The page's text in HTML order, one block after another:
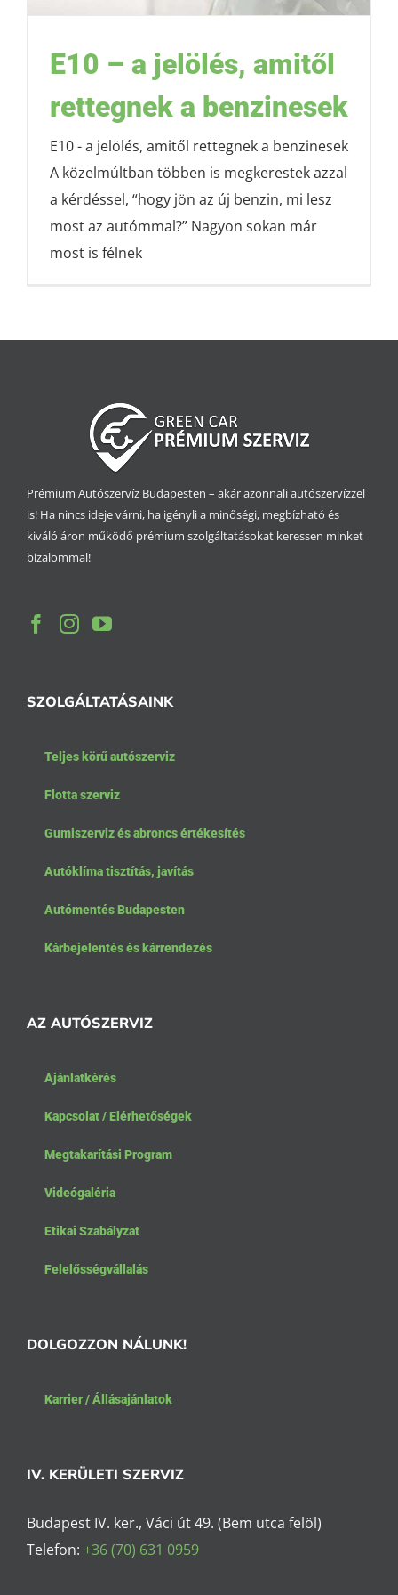
E10 – a jelölés, amitől
rettegnek a benzinesek
E10 - a jelölés, amitől rettegnek a benzinesek
A közelmúltban többen is megkerestek azzal
a kérdéssel, “hogy jön az új benzin, mi lesz
most az autómmal?” Nagyon sokan már
most is félnek
Prémium Autószervíz Budapesten – akár azonnali autószervízzel
is! Ha nincs ideje várni, ha igényli a minőségi, megbízható és
kiváló áron működő prémium szolgáltatásokat keressen minket
bizalommal!
SZOLGÁLTATÁSAINK
Teljes körű autószerviz
Flotta szerviz
Gumiszerviz és abroncs értékesítés
Autóklíma tisztítás, javítás
Autómentés Budapesten
Kárbejelentés és kárrendezés
AZ AUTÓSZERVIZ
Ajánlatkérés
Kapcsolat / Elérhetőségek
Megtakarítási Program
Videógaléria
Etikai Szabályzat
Felelősségvállalás
DOLGOZZON NÁLUNK!
Karrier / Állásajánlatok
IV. KERÜLETI SZERVIZ
Budapest IV. ker., Váci út 49. (Bem utca felöl)
Telefon: +36 (70) 631 0959